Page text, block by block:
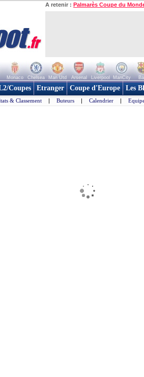
A retenir : Palmarès Coupe du
Monaco Chelsea Man Utd Arsenal Liverpool ManCity
Coupes Etranger Coupe d'Europe Les
& Classement | Buteurs | Calendrier |